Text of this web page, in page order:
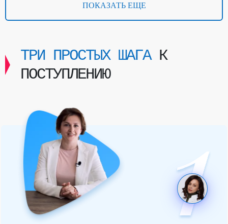
ПОКАЗАТЬ ЕЩЕ
ТРИ ПРОСТЫХ ШАГАК
ПОСТУПЛЕНИЮ